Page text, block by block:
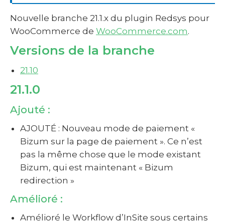
Nouvelle branche 21.1.x du plugin Redsys pour
WooCommerce de WooCommerce.com.
Versions de la branche
21.10
21.1.0
Ajouté :
AJOUTÉ : Nouveau mode de paiement «
Bizum sur la page de paiement ». Ce n’est
pas la même chose que le mode existant
Bizum, qui est maintenant « Bizum
redirection »
Amélioré :
Amélioré le Workflow d’InSite sous certains